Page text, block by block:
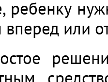
ребенку
или